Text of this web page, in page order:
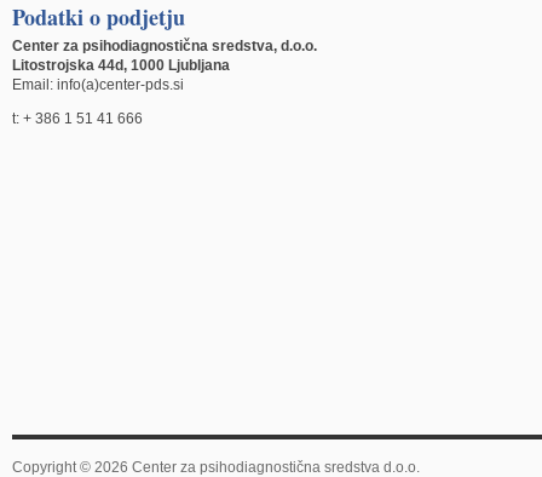
Podatki o podjetju
Center za psihodiagnostična sredstva, d.o.o.
Litostrojska 44d, 1000 Ljubljana
Email: info(a)center-pds.si
t: + 386 1 51 41 666
Copyright © 2026 Center za psihodiagnostična sredstva d.o.o.